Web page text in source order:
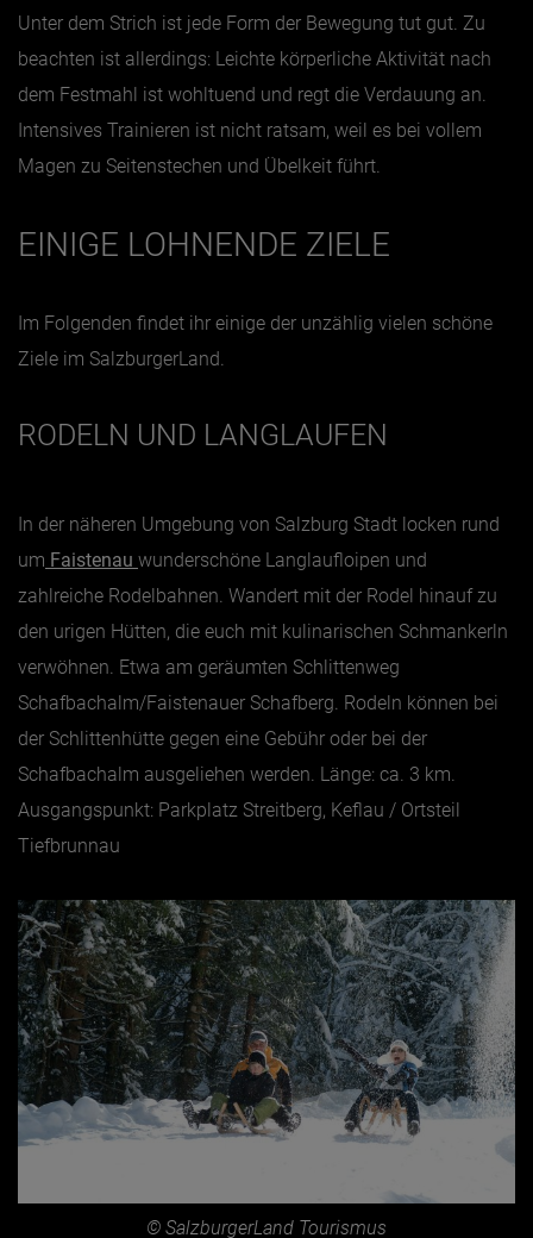
Unter dem Strich ist jede Form der Bewegung tut gut. Zu
beachten ist allerdings: Leichte körperliche Aktivität nach
dem Festmahl ist wohltuend und regt die Verdauung an.
Intensives Trainieren ist nicht ratsam, weil es bei vollem
Magen zu Seitenstechen und Übelkeit führt.
EINIGE LOHNENDE ZIELE
Im Folgenden findet ihr einige der unzählig vielen schöne
Ziele im SalzburgerLand.
RODELN UND LANGLAUFEN
In der näheren Umgebung von Salzburg Stadt locken rund
um Faistenau wunderschöne Langlaufloipen und
zahlreiche Rodelbahnen. Wandert mit der Rodel hinauf zu
den urigen Hütten, die euch mit kulinarischen Schmankerln
verwöhnen. Etwa am geräumten Schlittenweg
Schafbachalm/Faistenauer Schafberg. Rodeln können bei
der Schlittenhütte gegen eine Gebühr oder bei der
Schafbachalm ausgeliehen werden. Länge: ca. 3 km.
Ausgangspunkt: Parkplatz Streitberg, Keflau / Ortsteil
Tiefbrunnau
© SalzburgerLand Tourismus